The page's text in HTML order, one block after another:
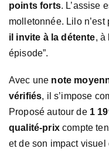
points forts. L’assise
molletonnée. Lilo
il invite à la détente, à
épisode”.
Avec une note
vérifiés, il s’impose
Proposé autour de 1
qualité-prixcompte
et de son impact visuel